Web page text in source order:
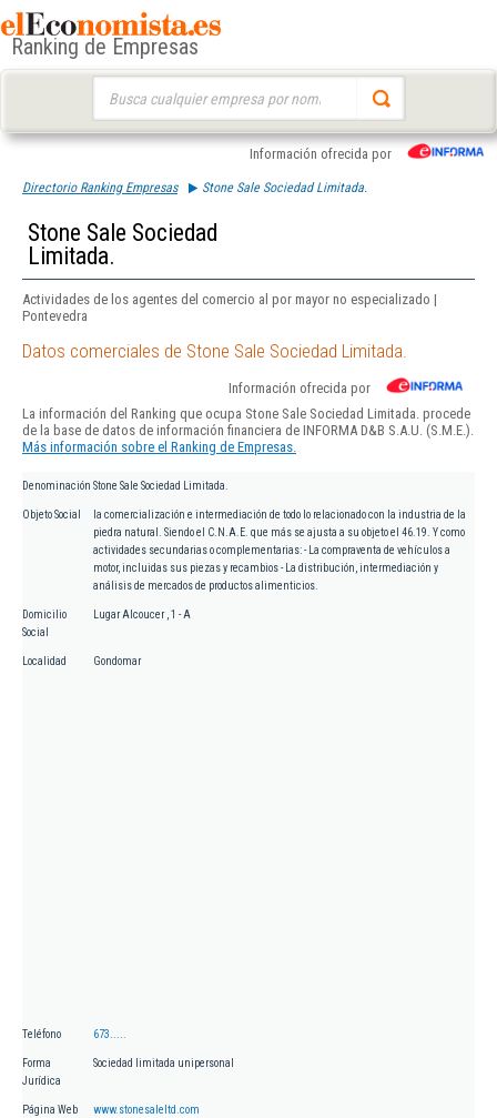
Ranking de Empresas
Información ofrecida por
Directorio Ranking Empresas Stone Sale Sociedad Limitada.
Stone Sale Sociedad
Limitada.
Actividades de los agentes del comercio al por mayor no especializado |
Pontevedra
Datos comerciales de Stone Sale Sociedad Limitada.
Información ofrecida por
La información del Ranking que ocupa Stone Sale Sociedad Limitada. procede
de la base de datos de información financiera de INFORMA D&B S.A.U. (S.M.E.).
Más información sobre el Ranking de Empresas.
Denominación Stone Sale Sociedad Limitada.
Objeto Social
la comercialización e intermediación de todo lo relacionado con la industria de la
piedra natural. Siendo el C.N.A.E. que más se ajusta a su objeto el 46.19. Y como
actividades secundarias o complementarias: - La compraventa de vehículos a
motor, incluidas sus piezas y recambios - La distribución, intermediación y
análisis de mercados de productos alimenticios.
Domicilio
Social
Lugar Alcoucer , 1 - A
Localidad Gondomar
Teléfono 673.....
Forma
Jurídica
Sociedad limitada unipersonal
Página Web www.stonesaleltd.com